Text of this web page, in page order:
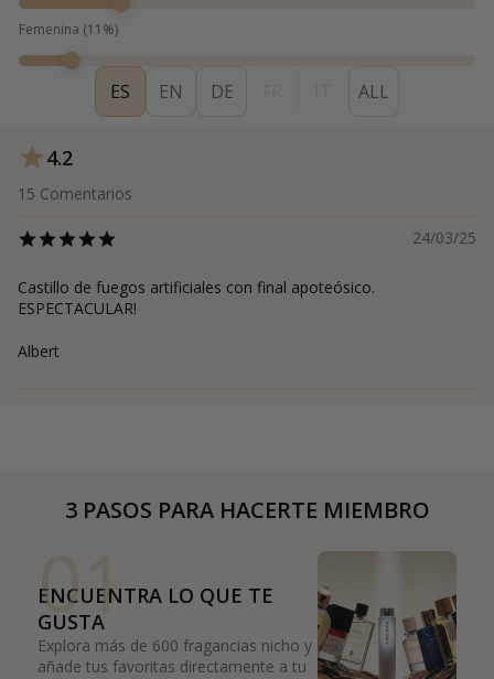
Femenina (11 %)
ES EN DE ALL
4.2
15 Comentarios
24/03/25
Castillo de fuegos artificiales con final apoteósico.
ESPECTACULAR!
Albert
3 PASOS PARA HACERTE MIEMBRO
01
ENCUENTRA LO QUE TE
GUSTA
Explora más de 600 fragancias nicho y
añade tus favoritas directamente a tu